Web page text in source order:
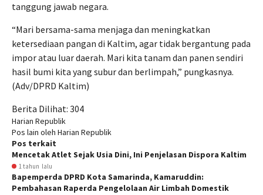
tanggung jawab negara.
“Mari bersama-sama menjaga dan meningkatkan
ketersediaan pangan di Kaltim, agar tidak bergantung pada
impor atau luar daerah. Mari kita tanam dan panen sendiri
hasil bumi kita yang subur dan berlimpah,” pungkasnya.
(Adv/DPRD Kaltim)
Berita Dilihat: 304
Harian Republik
Pos lain oleh Harian Republik
Pos terkait
Mencetak Atlet Sejak Usia Dini, Ini Penjelasan Dispora Kaltim
1 tahun lalu
Bapemperda DPRD Kota Samarinda, Kamaruddin:
Pembahasan Raperda Pengelolaan Air Limbah Domestik